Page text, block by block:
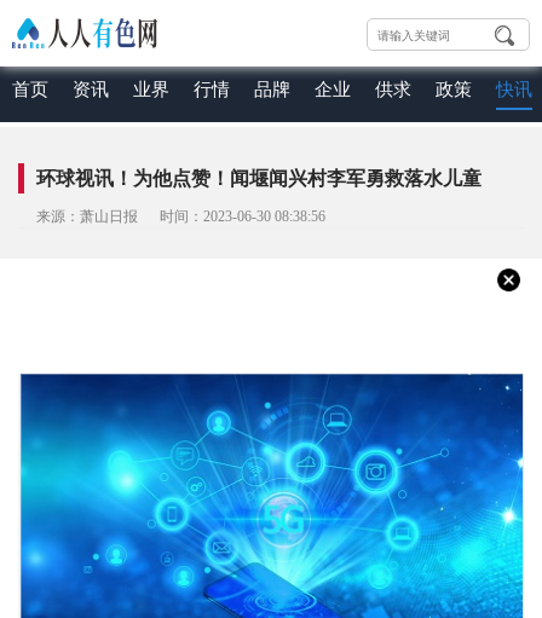
首页 资讯 业界 行情 品牌 企业 供求 政策 快讯
环球视讯！为他点赞！闻堰闻兴村李军勇救落水儿童
来源：萧山日报 时间：2023-06-30 08:38:56